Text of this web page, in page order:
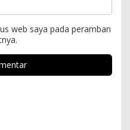
web saya pada peramban